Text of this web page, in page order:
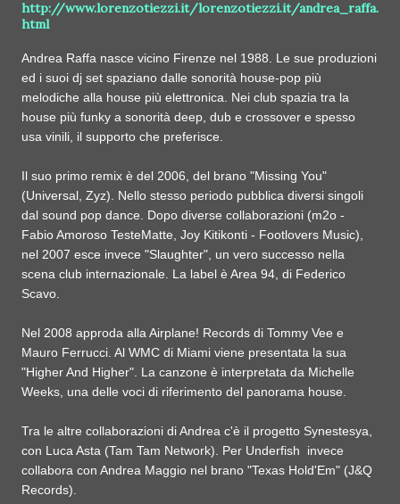
http://www.lorenzotiezzi.it/lorenzotiezzi.it/andrea_raffa.
html
Andrea Raffa nasce vicino Firenze nel 1988. Le sue produzioni
ed i suoi dj set spaziano dalle sonorità house-pop più
melodiche alla house più elettronica. Nei club spazia tra la
house più funky a sonorità deep, dub e crossover e spesso
usa vinili, il supporto che preferisce.
Il suo primo remix è del 2006, del brano "Missing You"
(Universal, Zyz). Nello stesso periodo pubblica diversi singoli
dal sound pop dance. Dopo diverse collaborazioni (m2o -
Fabio Amoroso TesteMatte, Joy Kitikonti - Footlovers Music),
nel 2007 esce invece "Slaughter", un vero successo nella
scena club internazionale. La label è Area 94, di Federico
Scavo.
Nel 2008 approda alla Airplane! Records di Tommy Vee e
Mauro Ferrucci. Al WMC di Miami viene presentata la sua
"Higher And Higher". La canzone è interpretata da Michelle
Weeks, una delle voci di riferimento del panorama house.
Tra le altre collaborazioni di Andrea c'è il progetto Synestesya,
con Luca Asta (Tam Tam Network). Per Underfish invece
collabora con Andrea Maggio nel brano "Texas Hold'Em" (J&Q
Records).